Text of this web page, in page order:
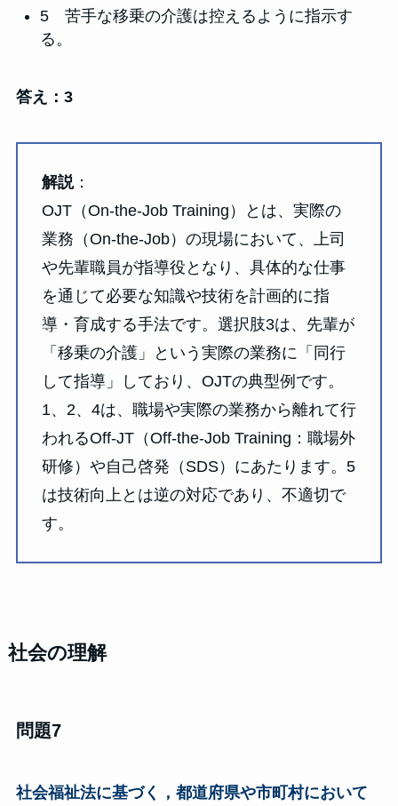
5 苦手な移乗の介護は控えるように指示す
る。
答え：3
解説：
OJT（On-the-Job Training）とは、実際の
業務（On-the-Job）の現場において、上司
や先輩職員が指導役となり、具体的な仕事
を通じて必要な知識や技術を計画的に指
導・育成する手法です。選択肢3は、先輩が
「移乗の介護」という実際の業務に「同行
して指導」しており、OJTの典型例です。
1、2、4は、職場や実際の業務から離れて行
われるOff-JT（Off-the-Job Training：職場外
研修）や自己啓発（SDS）にあたります。5
は技術向上とは逆の対応であり、不適切で
す。
社会の理解
問題7
社会福祉法に基づく，都道府県や市町村において